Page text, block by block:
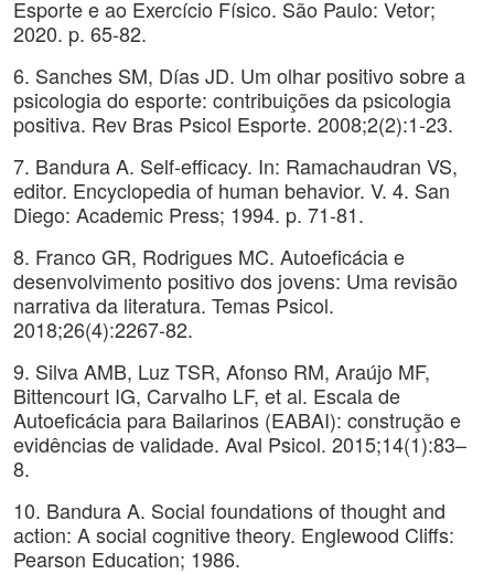
Esporte e ao Exercício Físico. São Paulo: Vetor;
2020. p. 65-82.
6. Sanches SM, Días JD. Um olhar positivo sobre a
psicologia do esporte: contribuições da psicologia
positiva. Rev Bras Psicol Esporte. 2008;2(2):1-23.
7. Bandura A. Self-efficacy. In: Ramachaudran VS,
editor. Encyclopedia of human behavior. V. 4. San
Diego: Academic Press; 1994. p. 71-81.
8. Franco GR, Rodrigues MC. Autoeficácia e
desenvolvimento positivo dos jovens: Uma revisão
narrativa da literatura. Temas Psicol.
2018;26(4):2267-82.
9. Silva AMB, Luz TSR, Afonso RM, Araújo MF,
Bittencourt IG, Carvalho LF, et al. Escala de
Autoeficácia para Bailarinos (EABAI): construção e
evidências de validade. Aval Psicol. 2015;14(1):83–
8.
10. Bandura A. Social foundations of thought and
action: A social cognitive theory. Englewood Cliffs:
Pearson Education; 1986.